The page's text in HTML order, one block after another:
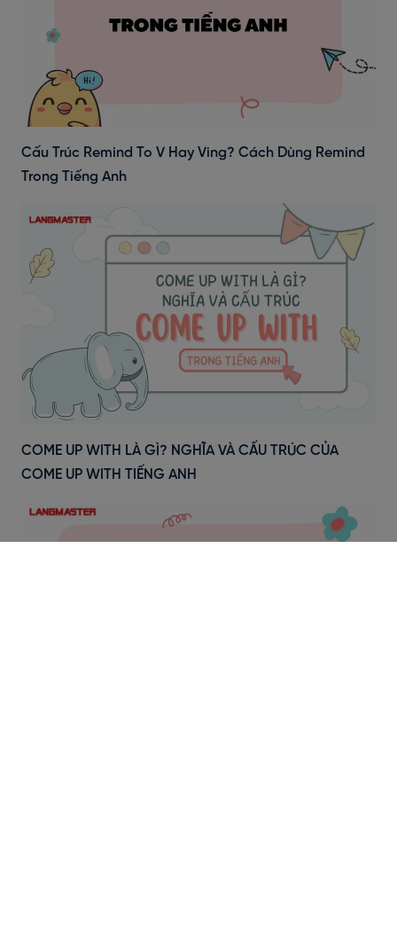
Cấu Trúc Remind To V Hay Ving? Cách Dùng Remind
Trong Tiếng Anh
COME UP WITH LÀ GÌ? NGHĨA VÀ CẤU TRÚC CỦA
COME UP WITH TIẾNG ANH